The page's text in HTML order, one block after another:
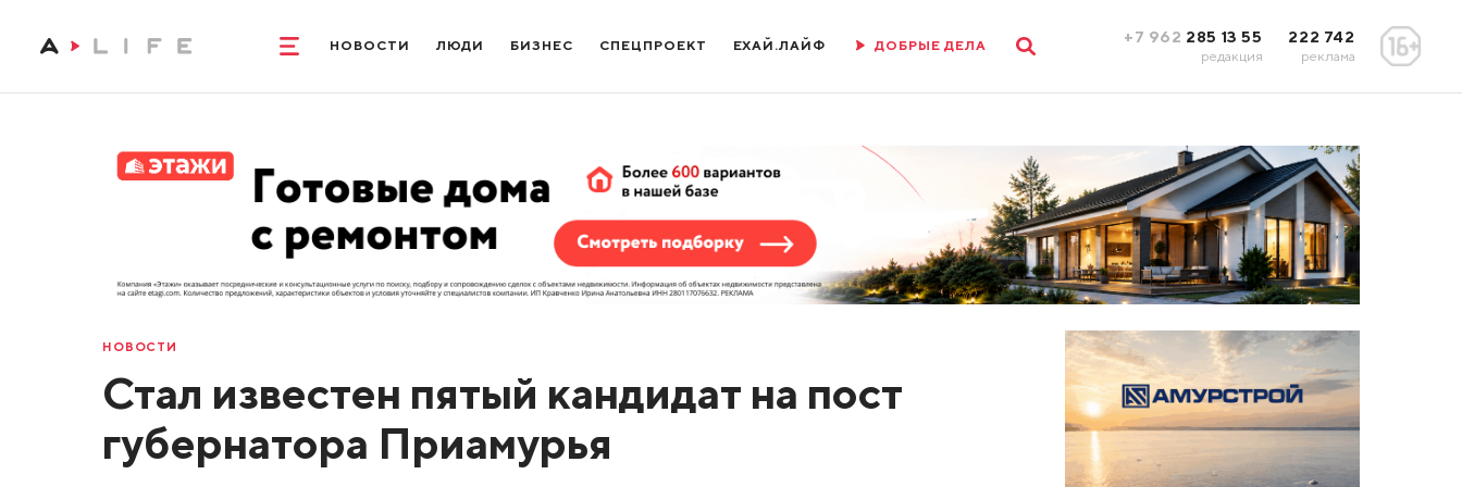
НОВОСТИ ЛЮДИ БИЗНЕС СПЕЦПРОЕКТ ЕХАЙ.ЛАЙФ ДОБРЫЕ ДЕЛА +7 962 285 13 55
редакция
222 742
реклама
НОВОСТИ
Стал известен пятый кандидат на пост
губернатора Приамурья